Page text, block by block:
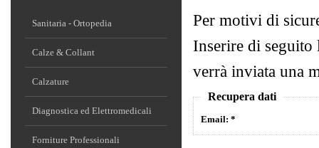
Sanitaria - Ortopedia
Calze & Collant
Calzature
Diagnostica ed Elettromedicali
Forniture Professionali
Per motivi di
Inserire di
verrà inviata una
Recupera dati
Email: *